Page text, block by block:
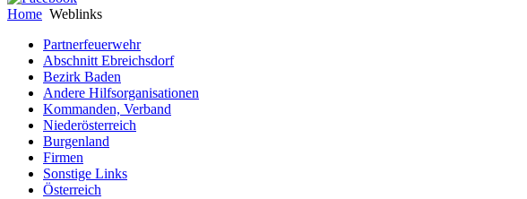
Home Weblinks
Partnerfeuerwehr
Abschnitt Ebreichsdorf
Bezirk Baden
Andere Hilfsorganisationen
Kommanden, Verband
Niederösterreich
Burgenland
Firmen
Sonstige Links
Österreich